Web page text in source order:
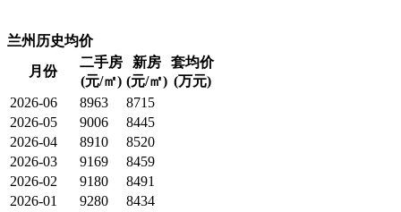
兰州历史均价
月份
二手房
(元/㎡)
新房
(元/㎡)
套均价
(万元)
2026-06
8963
8715
2026-05
9006
8445
2026-04
8910
8520
2026-03
9169
8459
2026-02
9180
8491
2026-01
9280
8434